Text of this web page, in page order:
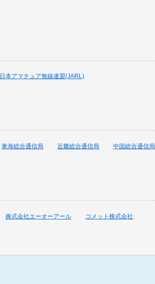
日本アマチュア無線連盟(JARL)
東海総合通信局 近畿総合通信局
中国総合通信局
株式会社エーオーアール
コメット株式会社